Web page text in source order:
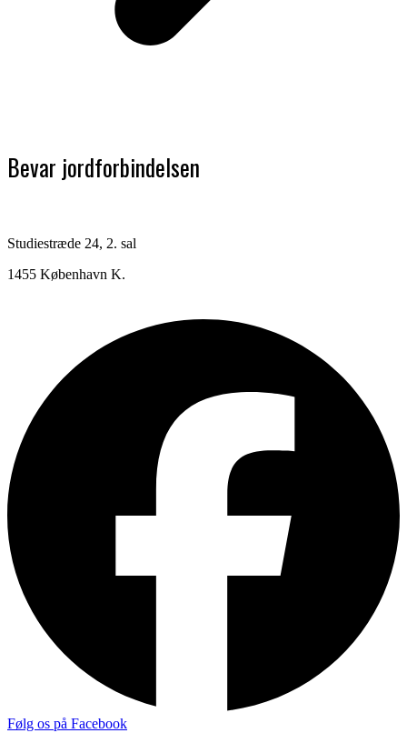
Bevar jordforbindelsen
Studiestræde 24, 2. sal
1455 København K.
Følg os på Facebook